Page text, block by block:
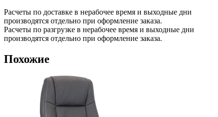
Расчеты по доставке в нерабочее время и выходные дни
производятся отдельно при оформление заказа.
Расчеты по разгрузке в нерабочее время и выходные дни
производятся отдельно при оформление заказа.
Похожие